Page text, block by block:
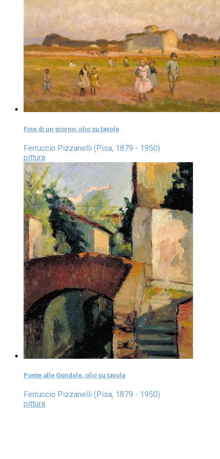
Fine di un giorno, olio su tavola
Ferruccio Pizzanelli (Pisa, 1879 - 1950)
pittura
Ponte alle Gondole, olio su tavola
Ferruccio Pizzanelli (Pisa, 1879 - 1950)
pittura